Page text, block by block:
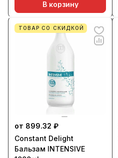
В корзину
ТОВАР СО СКИДКОЙ
от 899.32 ₽
Constant Delight
Бальзам INTENSIVE